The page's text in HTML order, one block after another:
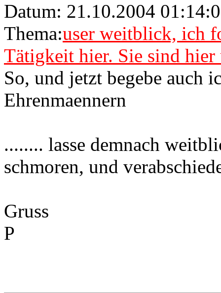
Datum: 21.10.2004
Thema:user weitblick, ich
Tätigkeit hier. Sie sind hier
So, und jetzt begebe auch
Ehrenmaennern
........ lasse demnach
schmoren, und
Gruss
P